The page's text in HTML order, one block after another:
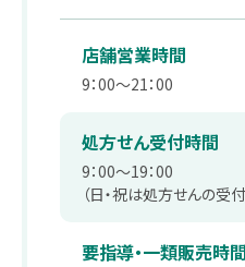
電子お薬手帳アプリ
在宅訪問管理指導
補聴器
エステティックサロン
PUDO
会社概要
会社沿革
事業内容
取り組み：在宅事業
取り組み：学会報告
キャリア採用 正社員
薬剤師職
薬剤師
キャリア採用 正社員
公式アプリ
店舗営業時間
9：00～21：00
処方せん受付時間
9：00～19：00
（日・祝は処方せんの受
要指導・一類販売時間